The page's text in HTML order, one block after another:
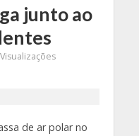
junto ao
de ar polar no